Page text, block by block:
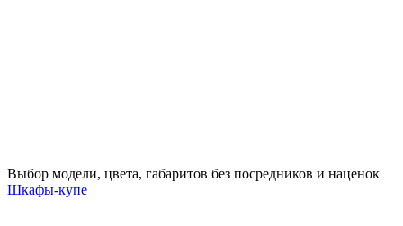
Выбор модели, цвета, габаритов без посредников и наценок
Шкафы-купе